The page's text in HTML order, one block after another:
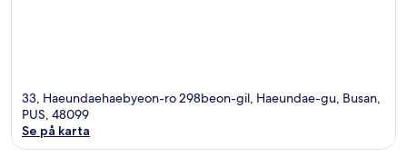
33, Haeundaehaebyeon-ro 298beon-gil, Haeundae-gu, Busan,
PUS, 48099
Se på karta